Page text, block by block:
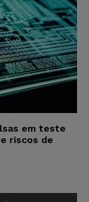
em teste
riscos de